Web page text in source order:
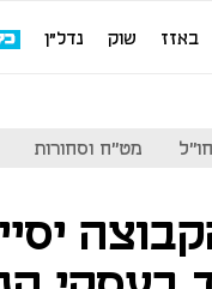
באזז שוק נדל"ן
מט"ח וסחורות